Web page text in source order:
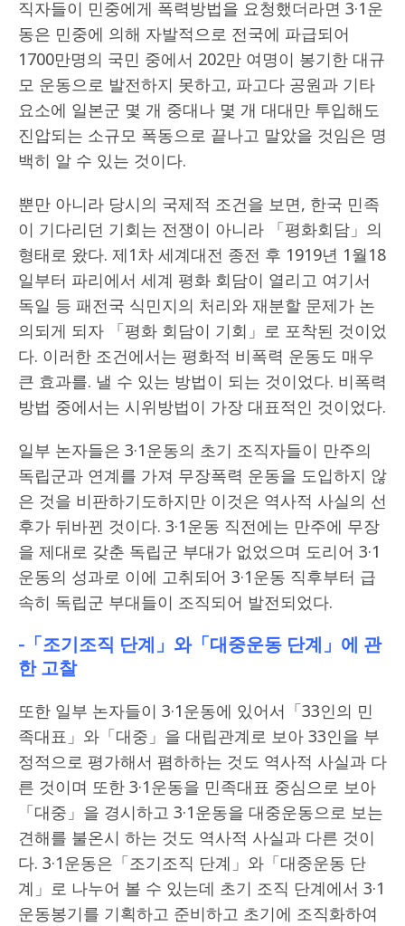
직자들이 민중에게 폭력방법을 요청했더라면 3·1운
동은 민중에 의해 자발적으로 전국에 파급되어
1700만명의 국민 중에서 202만 여명이 봉기한 대규
모 운동으로 발전하지 못하고, 파고다 공원과 기타
요소에 일본군 몇 개 중대나 몇 개 대대만 투입해도
진압되는 소규모 폭동으로 끝나고 말았을 것임은 명
백히 알 수 있는 것이다.
뿐만 아니라 당시의 국제적 조건을 보면, 한국 민족
이 기다리던 기회는 전쟁이 아니라 「평화회담」의
형태로 왔다. 제1차 세계대전 종전 후 1919년 1월18
일부터 파리에서 세계 평화 회담이 열리고 여기서
독일 등 패전국 식민지의 처리와 재분할 문제가 논
의되게 되자 「평화 회담이 기회」로 포착된 것이었
다. 이러한 조건에서는 평화적 비폭력 운동도 매우
큰 효과를. 낼 수 있는 방법이 되는 것이었다. 비폭력
방법 중에서는 시위방법이 가장 대표적인 것이었다.
일부 논자들은 3·1운동의 초기 조직자들이 만주의
독립군과 연계를 가져 무장폭력 운동을 도입하지 않
은 것을 비판하기도하지만 이것은 역사적 사실의 선
후가 뒤바뀐 것이다. 3·1운동 직전에는 만주에 무장
을 제대로 갖춘 독립군 부대가 없었으며 도리어 3·1
운동의 성과로 이에 고취되어 3·1운동 직후부터 급
속히 독립군 부대들이 조직되어 발전되었다.
-「조기조직 단계」와「대중운동 단계」에 관
한 고찰
또한 일부 논자들이 3·1운동에 있어서「33인의 민
족대표」와「대중」을 대립관계로 보아 33인을 부
정적으로 평가해서 폄하하는 것도 역사적 사실과 다
른 것이며 또한 3·1운동을 민족대표 중심으로 보아
「대중」을 경시하고 3·1운동을 대중운동으로 보는
견해를 불온시 하는 것도 역사적 사실과 다른 것이
다. 3·1운동은「조기조직 단계」와「대중운동 단
계」로 나누어 볼 수 있는데 초기 조직 단계에서 3·1
운동봉기를 기획하고 준비하고 초기에 조직화하여